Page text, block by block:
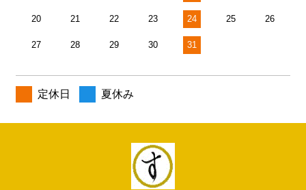
20 21 22 23 24 25 26
27 28 29 30 31
定休日 夏休み